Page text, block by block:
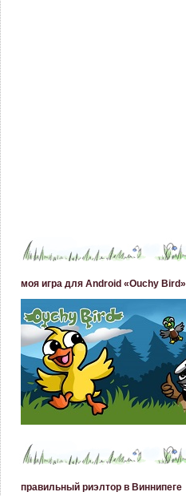
моя игра для Android «Ouchy Bird»
правильный риэлтор в Виннипеге